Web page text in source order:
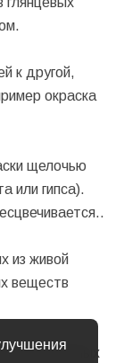
к другой,
окраска
щелочью
или гипса).
из живой
веществ